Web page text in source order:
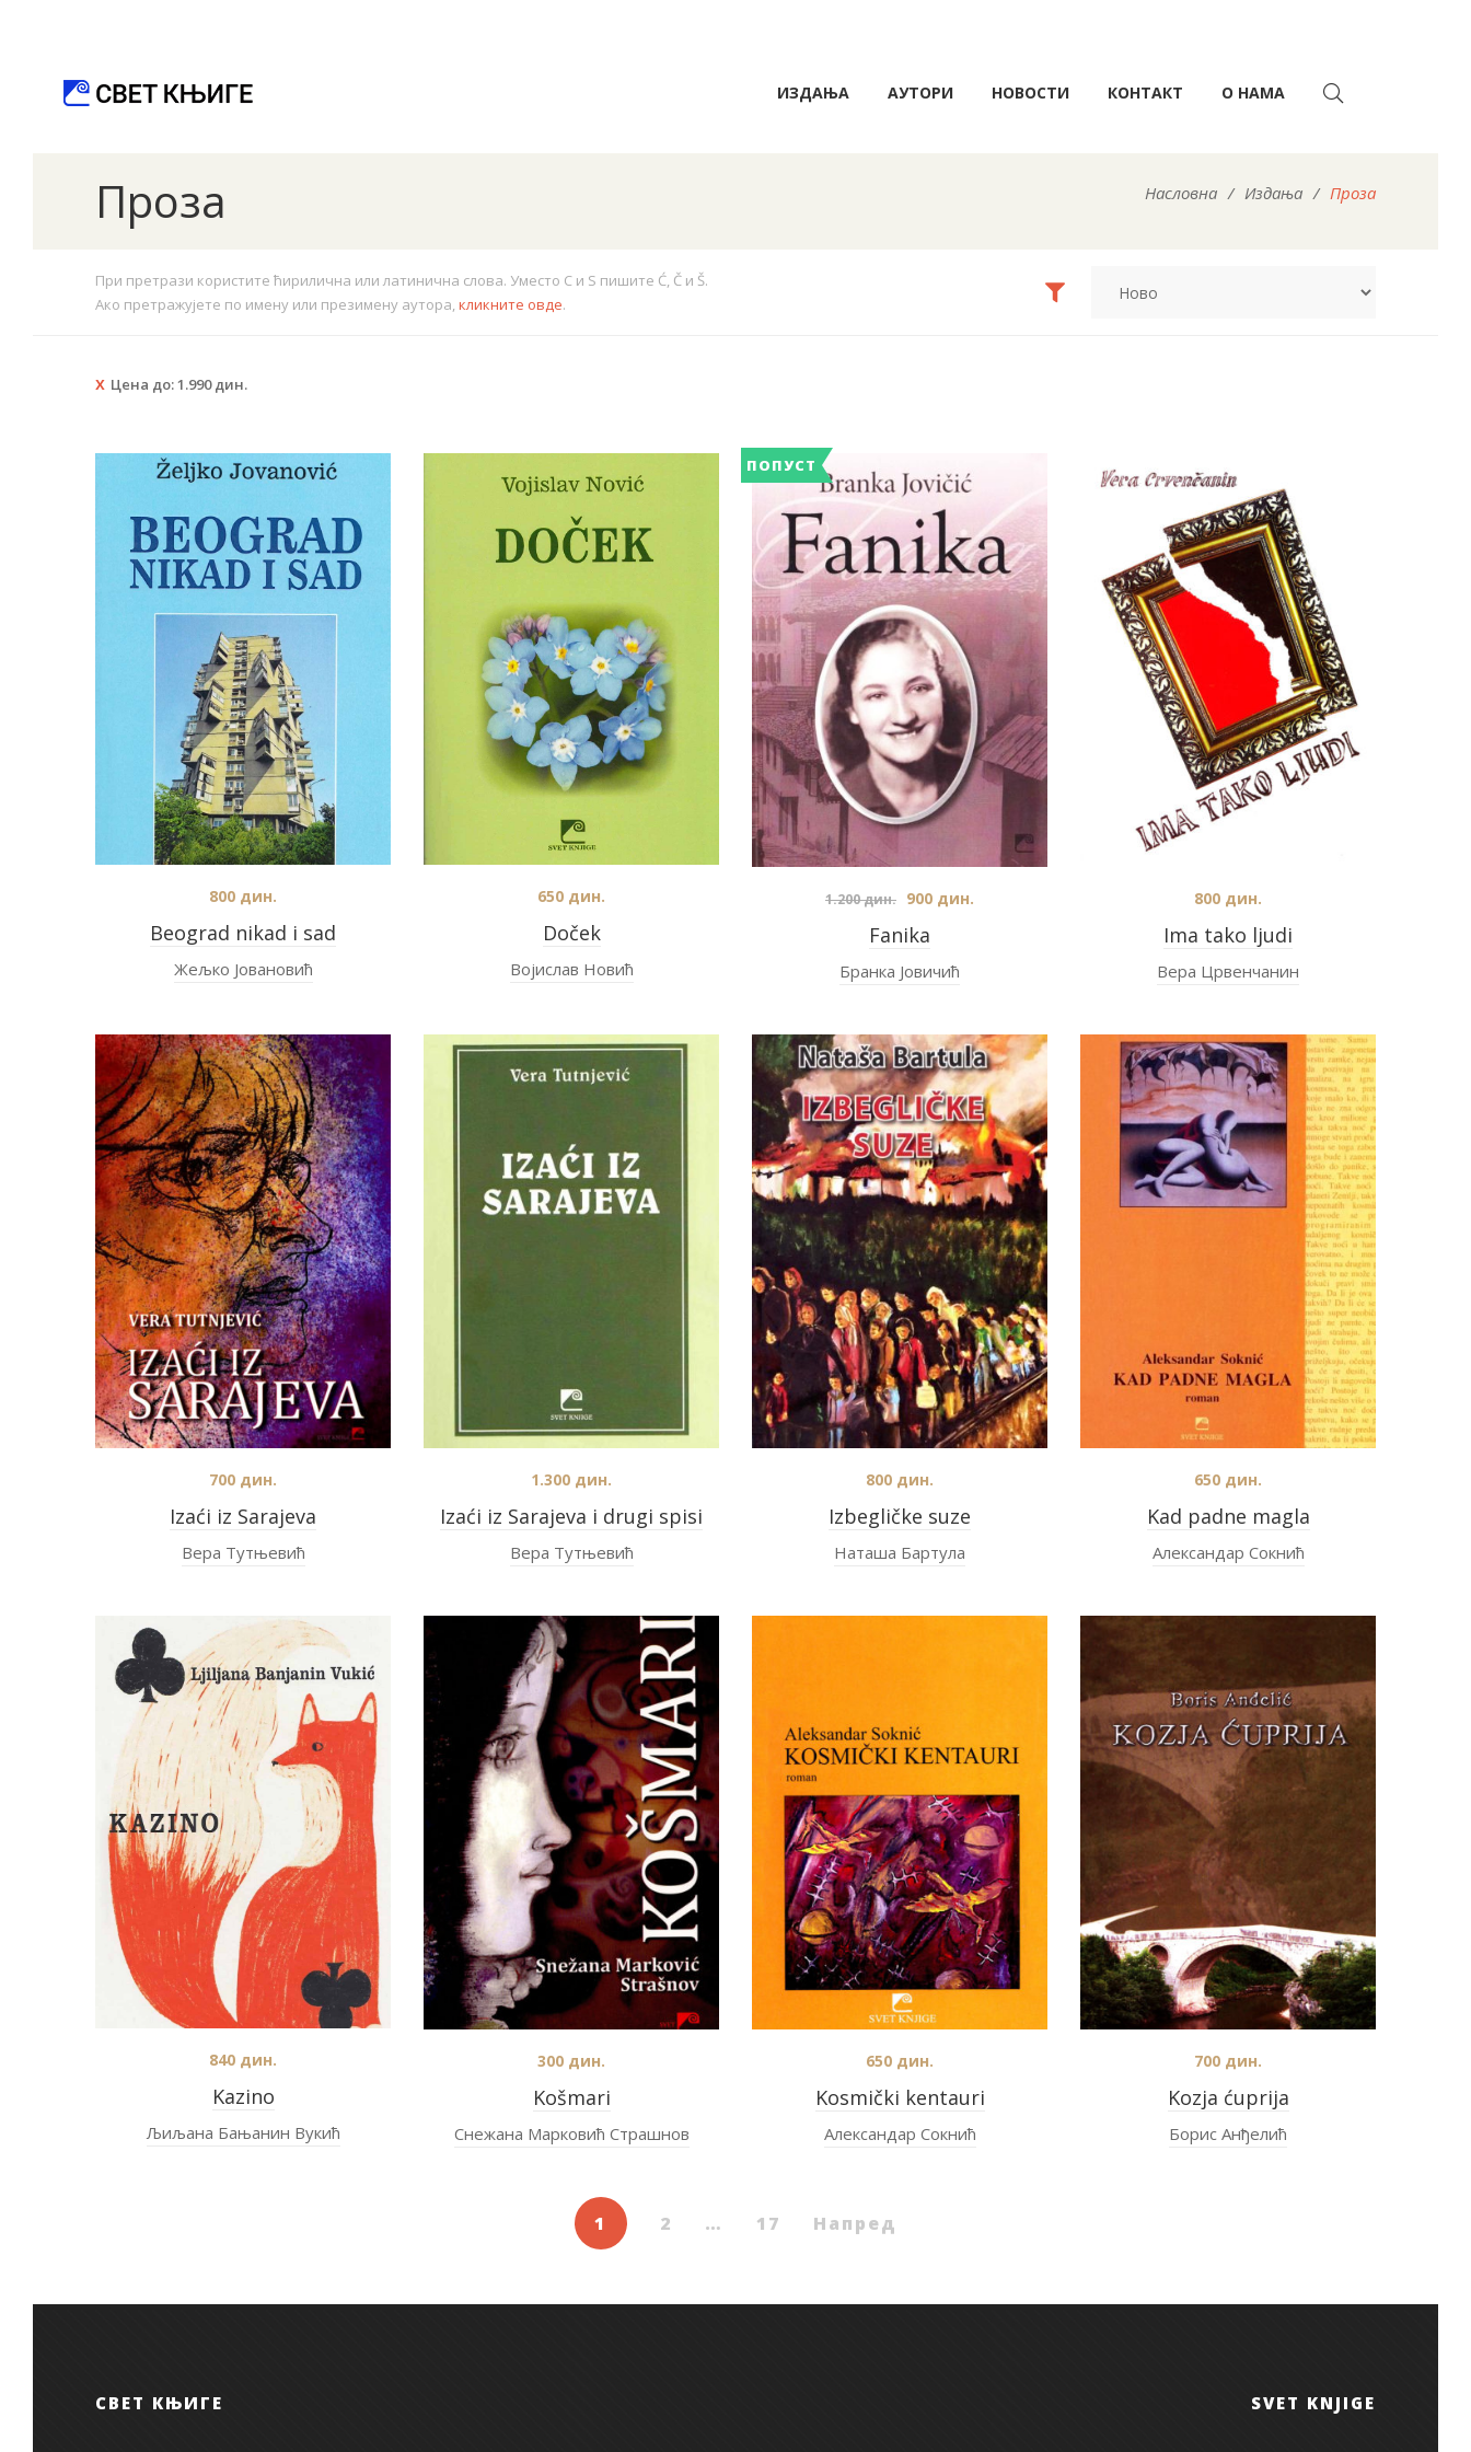
ИЗДАЊА АУТОРИ НОВОСТИ КОНТАКТ О НАМА
Проза Насловна / Издања / Проза
При претрази користите ћирилична или латинична слова. Уместо C и S пишите Ć, Č и Š.
Ако претражујете по имену или презимену аутора,кликните овде.
Цена до:1.990дин.
Beograd nikad i sad
800 дин.
Жељко Јовановић
Doček
650 дин.
Војислав Новић
ПОПУСТ
Fanika
1.200дин. 900 дин.
Бранка Јовичић
Ima tako ljudi
800 дин.
Вера Црвенчанин
Izaći iz Sarajeva
700 дин.
Вера Тутњевић
Izaći iz Sarajeva i drugi spisi
1.300 дин.
Вера Тутњевић
Izbegličke suze
800 дин.
Наташа Бартула
Kad padne magla
650 дин.
Александар Сокнић
Kazino
840 дин.
Љиљана Бањанин Вукић
Košmari
300 дин.
Снежана Марковић Страшнов
Kosmički kentauri
650 дин.
Александар Сокнић
Kozja ćuprija
700 дин.
Борис Анђелић
1 2 … 17 Напред
СВЕТ КЊИГЕ SVET KNJIGE